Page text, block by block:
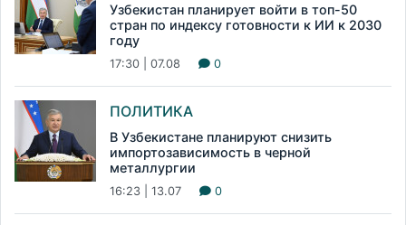
Узбекистан планирует войти в топ-50
стран по индексу готовности к ИИ к 2030
году
17:30 | 07.08 0
ПОЛИТИКА
В Узбекистане планируют снизить
импортозависимость в черной
металлургии
16:23 | 13.07 0